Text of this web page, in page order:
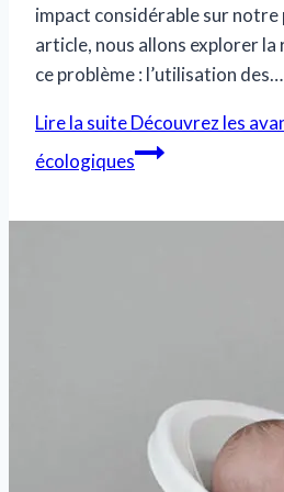
impact considérable sur notre
article, nous allons explorer la
ce problème : l’utilisation des…
Lire la suiteDécouvrez les
écologiques